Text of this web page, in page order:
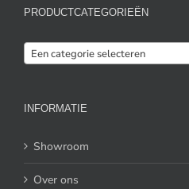
PRODUCTCATEGORIEËN
Een categorie selecteren
INFORMATIE
Showroom
Over ons